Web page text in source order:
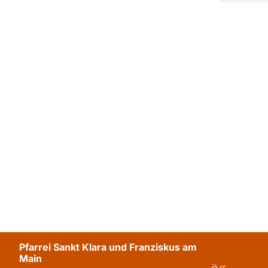
Pfarrei Sankt Klara und Franziskus am
Main